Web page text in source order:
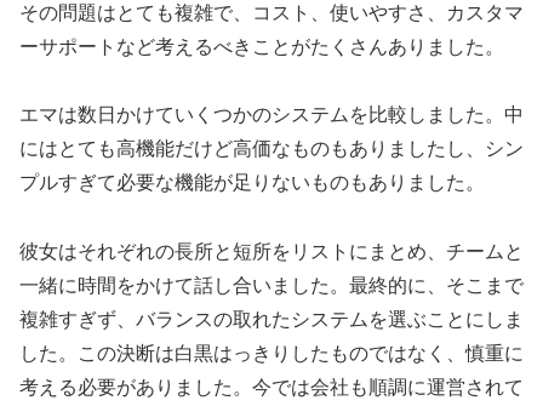
その問題はとても複雑で、コスト、使いやすさ、カスタマ
ーサポートなど考えるべきことがたくさんありました。
エマは数日かけていくつかのシステムを比較しました。中
にはとても高機能だけど高価なものもありましたし、シン
プルすぎて必要な機能が足りないものもありました。
彼女はそれぞれの長所と短所をリストにまとめ、チームと
一緒に時間をかけて話し合いました。最終的に、そこまで
複雑すぎず、バランスの取れたシステムを選ぶことにしま
した。この決断は白黒はっきりしたものではなく、慎重に
考える必要がありました。今では会社も順調に運営されて